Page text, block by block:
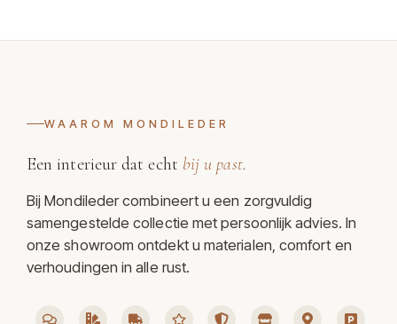
WAAROM MONDILEDER
Een interieur dat echt bij u past.
Bij Mondileder combineert u een zorgvuldig
samengestelde collectie met persoonlijk advies. In
onze showroom ontdekt u materialen, comfort en
verhoudingen in alle rust.